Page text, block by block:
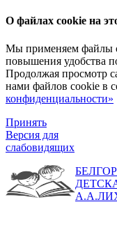
О файлах cookie на
Мы применяем файлы
повышения удобства
Продолжая просмотр
нами файлов cookie в
конфиденциальности»
Принять
Версия для
слабовидящих